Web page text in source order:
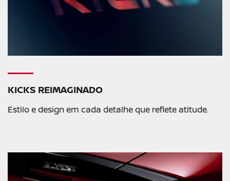
KICKS REIMAGINADO
Estilo e design em cada detalhe que reflete atitude.